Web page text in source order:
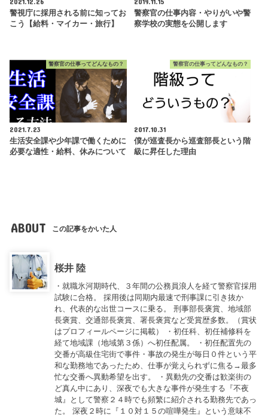
警視庁に採用される前に知ってお
こう【給料・マイカー・旅行】
警察官の仕事内容・やりがいや警
察学校の実態を公開します
警察官の仕事ってどんなもの？
2021.7.23
生活安全課や少年課で働くために
必要な適性・給料、休みについて
警察官の仕事ってどんなもの？
2017.10.31
僕が巡査長から巡査部長という階
級に昇任した理由
ABOUT この記事をかいた人
桜井 陸
・就職氷河期時代、３年間の公務員浪人を経て警察官採用
試験に合格。 採用後は同期内最速で刑事課に引き抜か
れ、代表的な出世コースに乗る。 刑事部長褒賞、地域部
長褒賞、交通部長褒賞、署長褒賞など受賞歴多数。（賞状
はプロフィールページに掲載） ・初任科、初任補修科を
経て地域課（地域第３係）へ初任配属。 ・初任配置先の
交番が高級住宅街で事件・事故の発生が毎日０件という平
和な勤務地であったため、仕事が覚えられずに焦る→最多
忙な交番へ異動希望を出す。 ・異動先の交番は歓楽街の
ど真ん中にあり、深夜でも大きな事件が発生する『不夜
城』として警察２４時でも頻繁に紹介される勤務先であっ
た。 深夜２時に『１０対１５の喧嘩発生』という意味不